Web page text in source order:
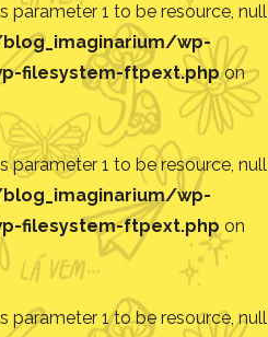
parameter 1 to be resource, null
wp-
filesystem-ftpext.phpon
parameter 1 to be resource, null
wp-
filesystem-ftpext.php on
parameter 1 to be resource, null